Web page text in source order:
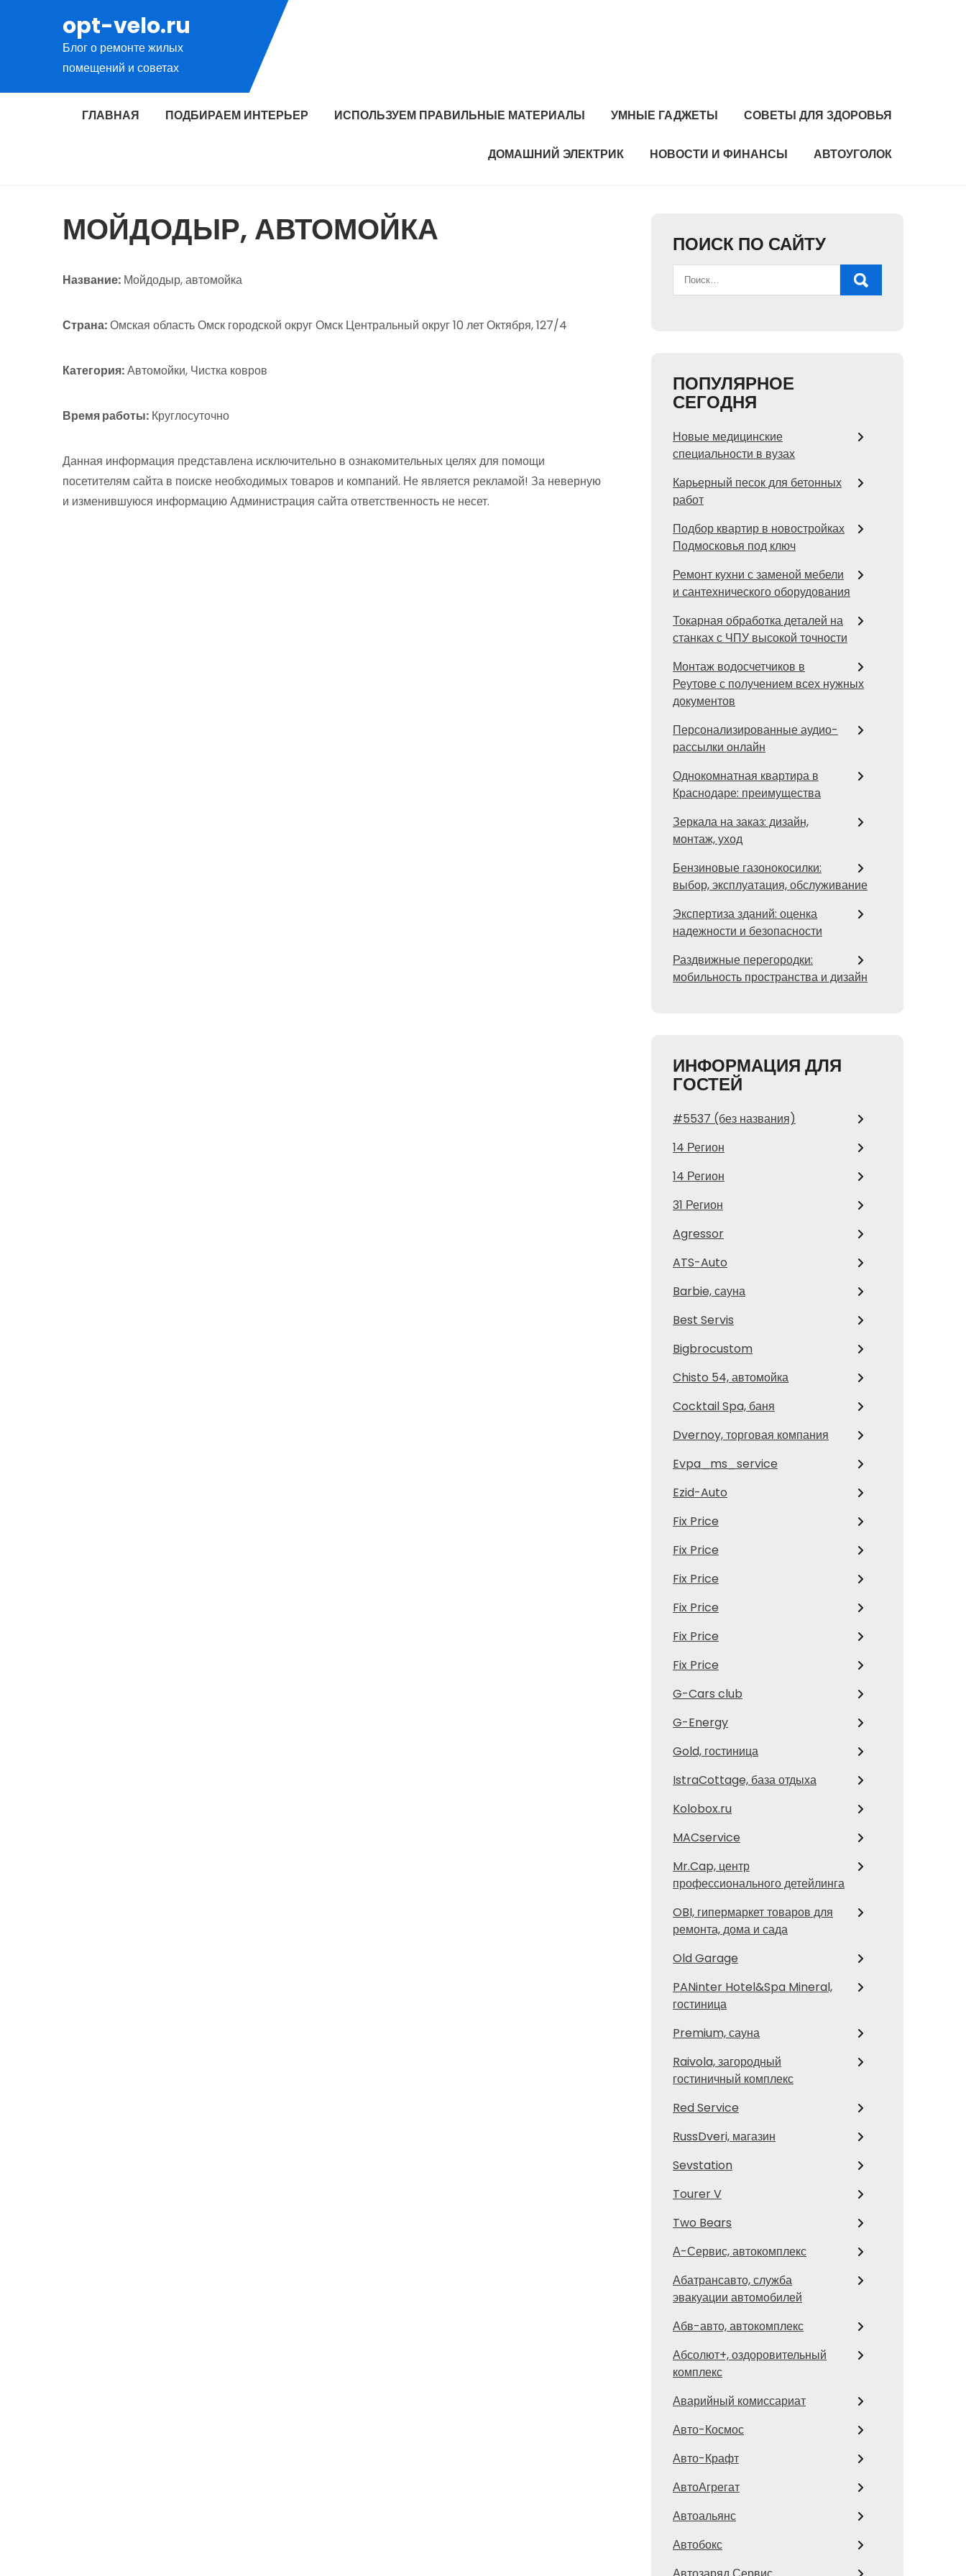
содержимому
opt-velo.ru
Блог о ремонте жилых
помещений и советах
ГЛАВНАЯ ПОДБИРАЕМ ИНТЕРЬЕР ИСПОЛЬЗУЕМ ПРАВИЛЬНЫЕ МАТЕРИАЛЫ УМНЫЕ ГАДЖЕТЫ СОВЕТЫ ДЛЯ ЗДОРОВЬЯ
ДОМАШНИЙ ЭЛЕКТРИК НОВОСТИ И ФИНАНСЫ АВТОУГОЛОК
МОЙДОДЫР, АВТОМОЙКА
Название: Мойдодыр, автомойка
Страна:Омская область Омск городской округ Омск Центральный округ 10 лет Октября, 127/4
Категория:Автомойки, Чистка ковров
Время работы: Круглосуточно
Данная информация представлена исключительно в ознакомительных целях для помощи
посетителям сайта в поиске необходимых товаров и компаний. Не является рекламой! За неверную
и изменившуюся информацию Администрация сайта ответственность не несет.
ПОИСК ПО САЙТУ
ПОПУЛЯРНОЕ
СЕГОДНЯ
Новые медицинские
специальности в вузах
Карьерный песок для бетонных
работ
Подбор квартир в новостройках
Подмосковья под ключ
Ремонт кухни с заменой мебели
и сантехнического оборудования
Токарная обработка деталей на
станках с ЧПУ высокой точности
Монтаж водосчетчиков в
Реутове с получением всех нужных
документов
Персонализированные аудио-
рассылки онлайн
Однокомнатная квартира в
Краснодаре: преимущества
Зеркала на заказ: дизайн,
монтаж, уход
Бензиновые газонокосилки:
выбор, эксплуатация, обслуживание
Экспертиза зданий: оценка
надежности и безопасности
Раздвижные перегородки:
мобильность пространства и дизайн
ИНФОРМАЦИЯ ДЛЯ
ГОСТЕЙ
#5537 (без названия)
14 Регион
14 Регион
31 Регион
Agressor
ATS-Auto
Barbie, сауна
Best Servis
Bigbrocustom
Chisto 54, автомойка
Cocktail Spa, баня
Dvernoy, торговая компания
Evpa_ms_service
Ezid-Auto
Fix Price
Fix Price
Fix Price
Fix Price
Fix Price
Fix Price
G-Cars club
G-Energy
Gold, гостиница
IstraCottage, база отдыха
Kolobox.ru
MACservice
Mr.Cap, центр
профессионального детейлинга
OBI, гипермаркет товаров для
ремонта, дома и сада
Old Garage
PANinter Hotel&Spa Mineral,
гостиница
Premium, сауна
Raivola, загородный
гостиничный комплекс
Red Service
RussDveri, магазин
Sevstation
Tourer V
Two Bears
А-Сервис, автокомплекс
Абатрансавто, служба
эвакуации автомобилей
Абв-авто, автокомплекс
Абсолют+, оздоровительный
комплекс
Аварийный комиссариат
Авто-Космос
Авто-Крафт
АвтоАгрегат
Автоальянс
Автобокс